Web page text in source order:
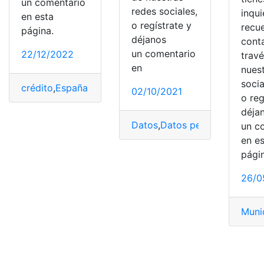
en esta
página.
22/12/2022
crédito,España Sistema financiero Solicitar
redes sociales,
o regístrate y
déjanos
un comentario
en
02/10/2021
Datos,Datos personales
o
un
en
26/